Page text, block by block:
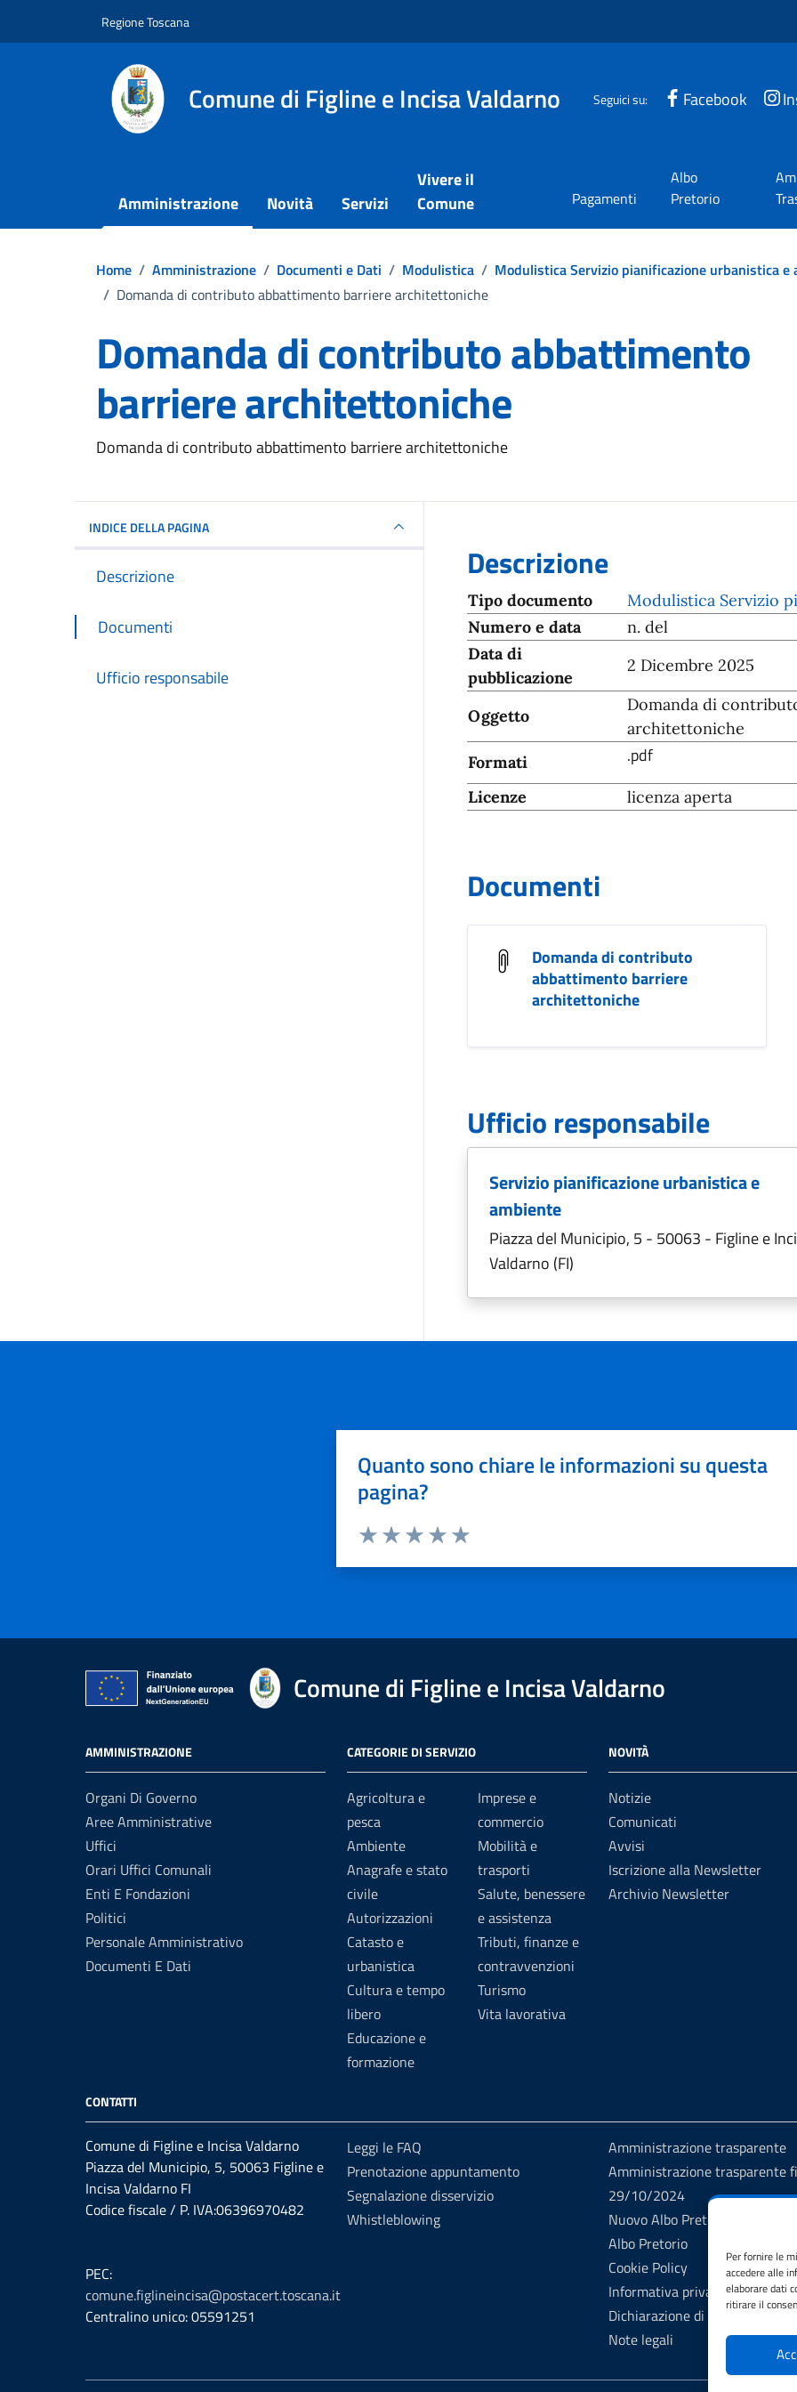
Per fornire le
accedere alle
elaborare dati
ritirare il
Regione Toscana
Comune di Figline e Incisa Valdarno Seguici su: Facebook
Amministrazione Novità Servizi
Vivere il
Comune
Pagamenti
Albo
Pretorio
Home / Amministrazione / Documenti e Dati / Modulistica / Modulistica Servizio pianificazione urbanistica e
/ Domanda di contributo abbattimento barriere architettoniche
Domanda di contributo abbattimento
barriere architettoniche
Dettagli del documento
Domanda di contributo abbattimento barriere architettoniche
INDICE DELLA PAGINA
Descrizione
Documenti
Ufficio responsabile
Descrizione
Tipo documento
Modulistica Servizio
Numero e data
n. del
Data di
pubblicazione
2 Dicembre 2025
Oggetto
Domanda di
architettoniche
Formati
.pdf
Licenze licenza aperta
Documenti
Domanda di contributo
abbattimento barriere
architettoniche
Ufficio responsabile
Servizio pianificazione urbanistica e
ambiente
Piazza del Municipio, 5 - 50063 - Figline e
Valdarno (FI)
Quanto sono chiare le informazioni su questa
pagina?
Comune di Figline e Incisa Valdarno
AMMINISTRAZIONE
Organi Di Governo
Aree Amministrative
Uffici
Orari Uffici Comunali
Enti E Fondazioni
Politici
Personale Amministrativo
Documenti E Dati
CATEGORIE DI SERVIZIO
Agricoltura e
pesca
Ambiente
Anagrafe e stato
civile
Autorizzazioni
Catasto e
urbanistica
Cultura e tempo
libero
Educazione e
formazione
Imprese e
commercio
Mobilità e
trasporti
Salute, benessere
e assistenza
Tributi, finanze e
contravvenzioni
Turismo
Vita lavorativa
NOVITÀ
Notizie
Comunicati
Avvisi
Iscrizione alla Newsletter
Archivio Newsletter
CONTATTI
Comune di Figline e Incisa Valdarno
Piazza del Municipio, 5, 50063 Figline e
Incisa Valdarno FI
Codice fiscale / P. IVA:06396970482
PEC:
comune.figlineincisa@postacert.toscana.it
Centralino unico: 05591251
Leggi le FAQ
Prenotazione appuntamento
Segnalazione disservizio
Whistleblowing
Amministrazione trasparente
Amministrazione trasparente
29/10/2024
Nuovo Albo Pretorio
Albo Pretorio
Cookie Policy
Informativa privacy
Dichiarazione di accessibilità
Note legali